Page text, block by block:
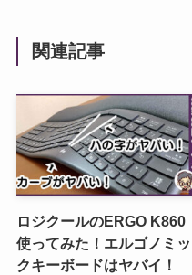
関連記事
ロジクールのERGO K860
使ってみた！エルゴノミッ
クキーボードはヤバイ！